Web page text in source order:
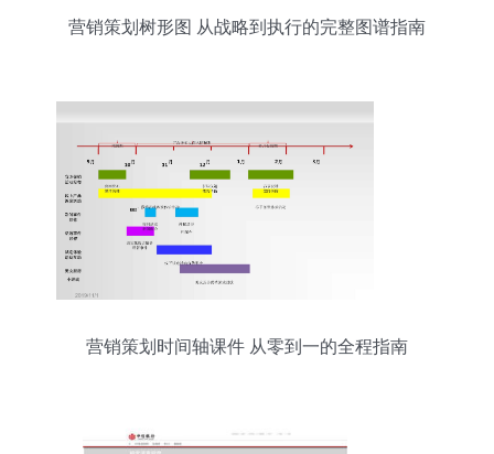
营销策划树形图 从战略到执行的完整图谱指南
营销策划时间轴课件 从零到一的全程指南